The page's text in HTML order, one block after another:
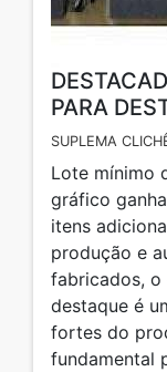
PARA
SUPLEMA
Lote mínimo
gráfico
itens
produção e
fabricados, o
destaque é
fortes do
fundamental